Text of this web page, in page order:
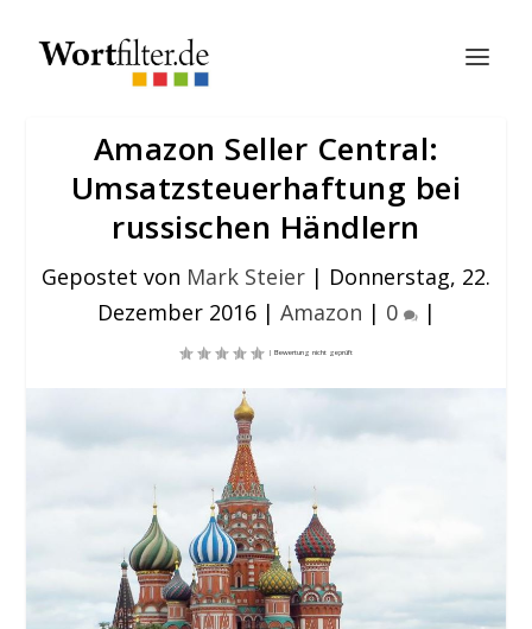
Amazon Seller Central:
Umsatzsteuerhaftung bei
russischen Händlern
Gepostet von Mark Steier | Donnerstag, 22.
Dezember 2016| Amazon | 0 |